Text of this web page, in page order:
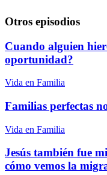
Otros episodios
Cuando alguien
oportunidad?
Vida en Familia
Familias perfectas
Vida en Familia
Jesús también fue
cómo vemos la